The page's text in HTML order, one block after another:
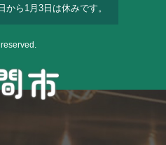
ら1月3日は休みです。